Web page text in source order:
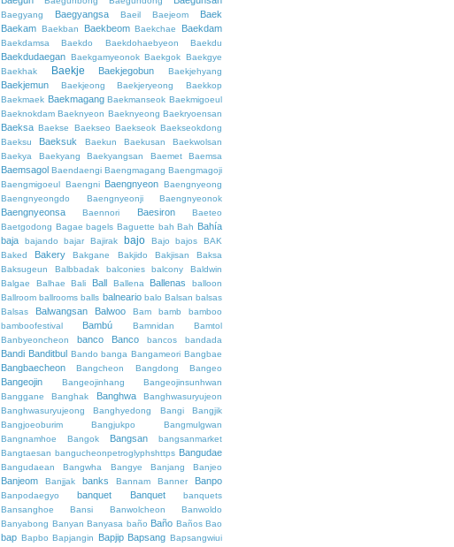
Baegyang Baegyangsa Baeil Baejeom
Baek
Baekam Baekban Baekbeom Baekchae Baekdam
Baekdamsa Baekdo Baekdohaebyeon Baekdu
Baekdudaegan Baekgamyeonok Baekgok Baekgye
Baekhak
Baekje Baekjegobun Baekjehyang
Baekjemun Baekjeong Baekjeryeong
Baekkop
Baekmaek Baekmagang Baekmanseok Baekmigoeul
Baeknokdam Baeknyeon Baeknyeong Baekryoensan
Baeksa Baekse Baekseo Baekseok Baekseokdong
Baeksu
Baeksuk Baekun Baekusan
Baekwolsan
Baekya
Baekyang Baekyangsan Baemet Baemsa
Baemsagol Baendaengi Baengmagang Baengmagoji
Baengmigoeul Baengni Baengnyeon Baengnyeong
Baengnyeongdo
Baengnyeonji Baengnyeonok
Baengnyeonsa Baennori Baesiron
Baeteo
Baetgodong Bagae bagels Baguette bah Bah Bahía
baja
bajando bajar Bajirak bajo Bajo bajos
BAK
Baked
Bakery Bakgane Bakjido Bakjisan
Baksa
Baksugeun
Balbbadak balconies balcony
Baldwin
Balgae
Balhae Bali Ball Ballena Ballenas
balloon
Ballroom ballrooms balls balneario balo Balsan balsas
Balsas
Balwangsan Balwoo Bam bamb
bamboo
bamboofestival
Bambú Bamnidan
Bamtol
Banbyeoncheon
banco Banco bancos bandada
Bandi Banditbul Bando banga Bangameori Bangbae
Bangbaecheon Bangcheon Bangdong Bangeo
Bangeojin Bangeojinhang
Bangeojinsunhwan
Banggane
Banghak Banghwa
Banghwasuryujeon
Banghwasuryujeong
Banghyedong Bangi
Bangjik
Bangjoeoburim
Bangjukpo
Bangmulgwan
Bangnamhoe
Bangok Bangsan
bangsanmarket
Bangtaesan bangucheonpetroglyphshttps Bangudae
Bangudaean Bangwha Bangye Banjang Banjeo
Banjeom Banjjak banks Bannam Banner Banpo
Banpodaegyo banquet Banquet
banquets
Bansanghoe
Bansi Banwolcheon
Banwoldo
Banyabong Banyan Banyasa baño Baño Baños Bao
bap Bapbo Bapjangin Bapjip Bapsang Bapsangwiui